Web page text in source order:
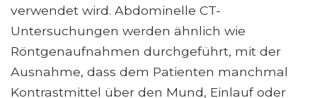
verwendet wird. Abdominelle CT-
Untersuchungen werden ähnlich wie
Röntgenaufnahmen durchgeführt, mit der
Ausnahme, dass dem Patienten manchmal
Kontrastmittel über den Mund, Einlauf oder